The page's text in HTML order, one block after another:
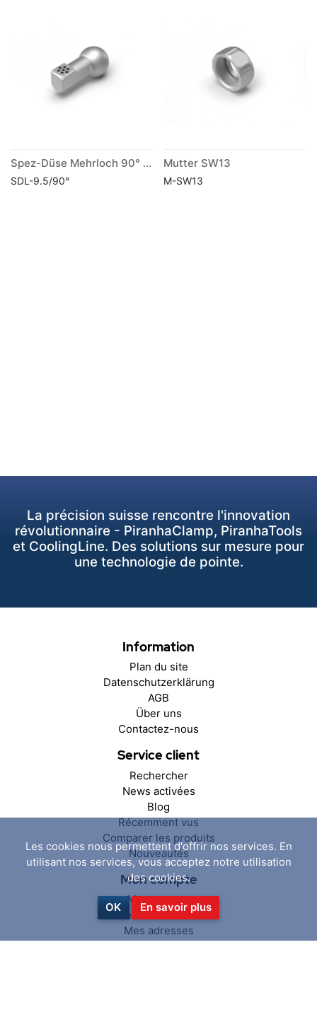
Spez-Düse Mehrloch 90° lang
SDL-9.5/90°
Mutter SW13
M-SW13
La précision suisse rencontre l'innovation
révolutionnaire - PiranhaClamp, PiranhaTools
et CoolingLine. Des solutions sur mesure pour
une technologie de pointe.
Information
Plan du site
Datenschutzerklärung
AGB
Über uns
Contactez-nous
Service client
Rechercher
News activées
Blog
Récemment vus
Comparer les produits
Nouveautés
Mon compte
Mon compte
Mes commandes
Mes adresses
Les cookies nous permettent d'offrir nos services. En
utilisant nos services, vous acceptez notre utilisation
des cookies.
OK En savoir plus